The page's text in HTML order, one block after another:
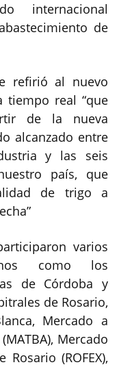
internacional
de
refirió al nuevo
tiempo real “que
de la nueva
alcanzado entre
y las seis
país, que
de trigo a
varios
como los
de Córdoba y
de Rosario,
Mercado a
Mercado
(ROFEX),